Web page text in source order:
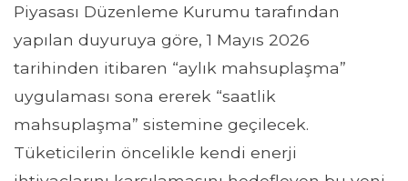
Piyasası Düzenleme Kurumu tarafından
yapılan duyuruya göre, 1 Mayıs 2026
tarihinden itibaren “aylık mahsuplaşma”
uygulaması sona ererek “saatlik
mahsuplaşma” sistemine geçilecek.
Tüketicilerin öncelikle kendi enerji